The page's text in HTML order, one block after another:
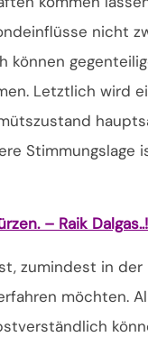
nicht
können
Letztlich wird
Stimmungslage
– Raik
zumindest in der
möchten.